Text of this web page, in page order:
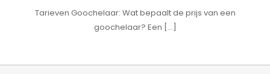
Tarieven Goochelaar: Wat bepaalt de prijs van een
goochelaar? Een […]